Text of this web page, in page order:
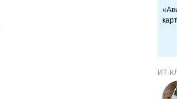
ИТ-